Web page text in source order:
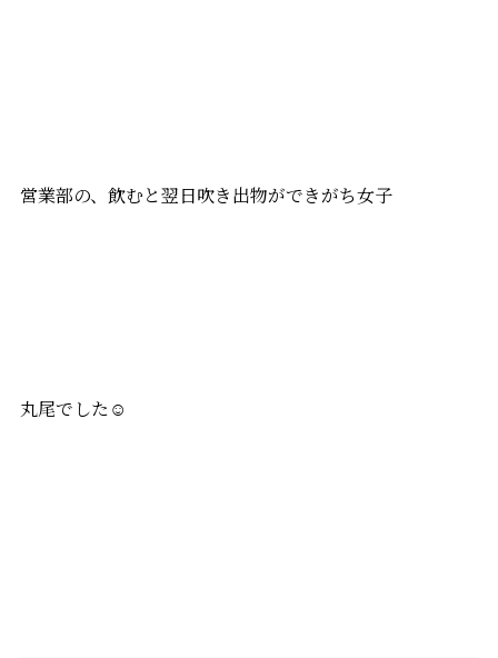
営業部の、飲むと翌日吹き出物ができがち女子
丸尾でした☺